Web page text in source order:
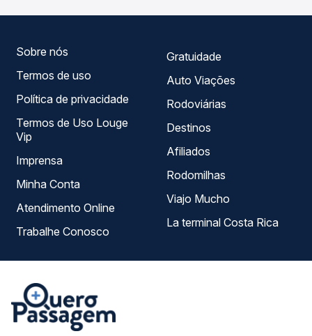
Sobre nós
Termos de uso
Política de privacidade
Termos de Uso Louge
Vip
Imprensa
Minha Conta
Atendimento Online
Trabalhe Conosco
Gratuidade
Auto Viações
Rodoviárias
Destinos
Afiliados
Rodomilhas
Viajo Mucho
La terminal Costa Rica